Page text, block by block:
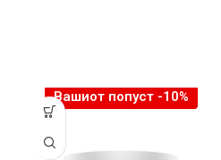
Вашиот попуст -10%